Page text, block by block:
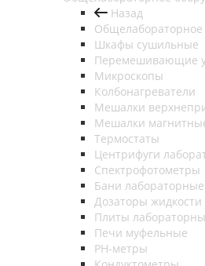
Назад
Общелабораторное
Шкафы сушильные
Перемешивающие
Микроскопы
Колбонагреватели
Мешалки
Мешалки
Термостаты
Центрифуги
Спектрофотометры
Бани лабораторные
Дозаторы жидкости
Плиты
Печи муфельные
РН-метры